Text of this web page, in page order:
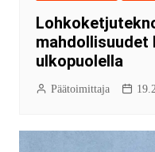
ulkopuolella
Päätoimittaja